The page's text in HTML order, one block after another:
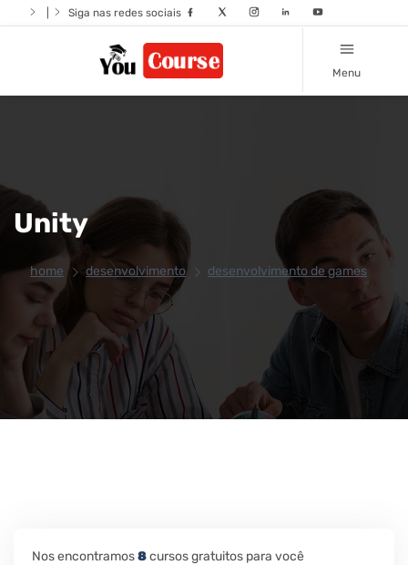
Siga nas redes sociais
Menu
Unity
home desenvolvimento desenvolvimento de games
Nos encontramos8cursos gratuitos para você